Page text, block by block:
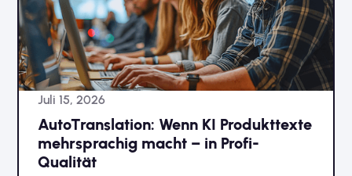
Juli 15, 2026
AutoTranslation: Wenn KI Produkttexte
mehrsprachig macht – in Profi-
Qualität